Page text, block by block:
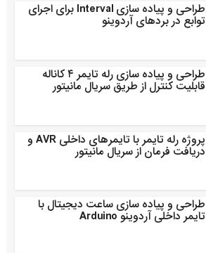
طراحی و پیاده سازی Interval برای اجرای
توابع در بردهای آردوینو
طراحی و پیاده سازی رله تایمر ۴ کاناله
قابلیت کنترل از طریق سریال مانیتور
پروژه رله تایمر با تایمرهای داخلی AVR و
دریافت فرمان از سریال مانیتور
طراحی و پیاده سازی ساعت دیجیتال با
تایمر داخلی آردوینو Arduino